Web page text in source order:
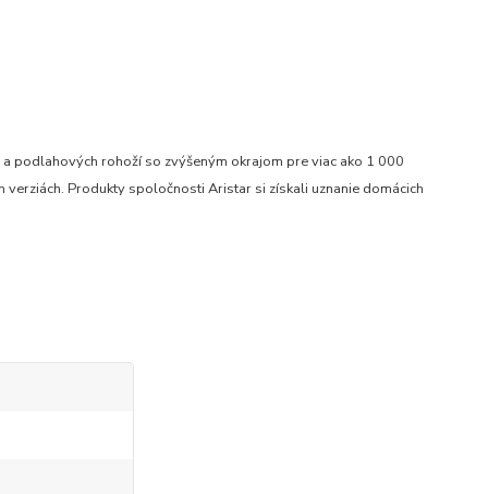
podlahových rohoží so zvýšeným okrajom pre viac ako 1 000
Produkty spoločnosti Aristar si získali uznanie domácich